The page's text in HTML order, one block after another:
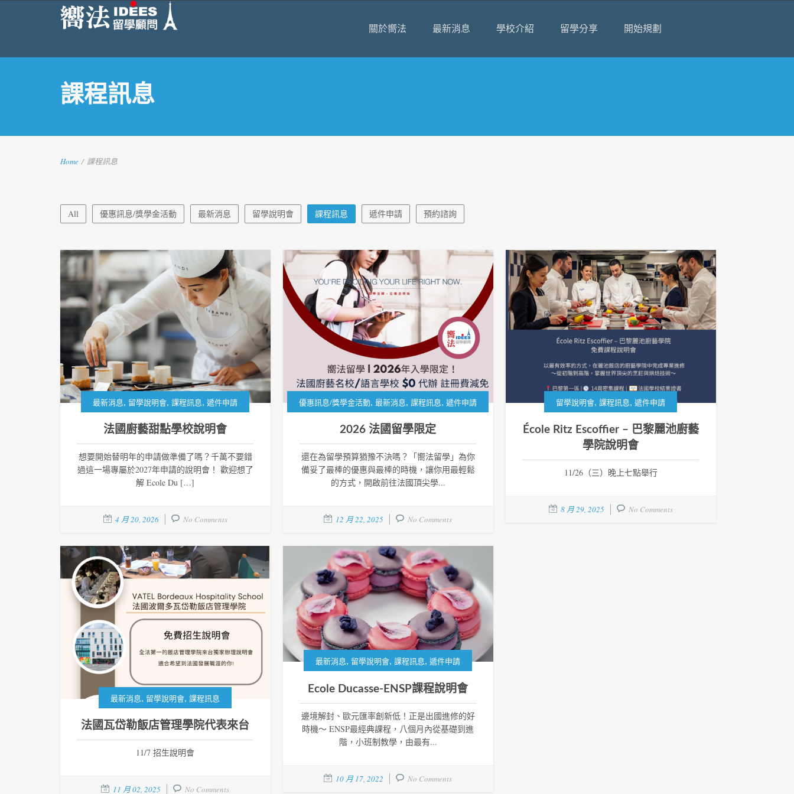
關於嚮法 最新消息 學校介紹 留學分享 開始規劃
課程訊息
Home / 課程訊息
All 優惠訊息/獎學金活動 最新消息 留學說明會 課程訊息 遞件申請 預約諮詢
最新消息, 留學說明會,課程訊息,遞件申請
法國廚藝甜點學校說明會
想要開始替明年的申請做準備了嗎？千萬不要錯
過這一場專屬於2027年申請的說明會！ 歡迎想了
解 Ecole Du […]
4 月 20, 2026 No Comments
優惠訊息/獎學金活動,最新消息,課程訊息,遞件申請
2026 法國留學限定
還在為留學預算猶豫不決嗎？「嚮法留學」為你
備妥了最棒的優惠與最棒的時機，讓你用最輕鬆
的方式，開啟前往法國頂尖學...
12 月 22, 2025 No Comments
留學說明會,課程訊息,遞件申請
École Ritz Escoffier – 巴黎麗池廚藝
學院說明會
11/26（三）晚上七點舉行
8 月 29, 2025 No Comments
最新消息, 留學說明會,課程訊息
法國瓦岱勒飯店管理學院代表來台
11/7 招生說明會
11 月 02, 2025 No Comments
最新消息, 留學說明會,課程訊息,遞件申請
Ecole Ducasse-ENSP課程說明會
邊境解封、歐元匯率創新低！正是出國進修的好
時機～ ENSP最經典課程，八個月內從基礎到進
階，小班制教學，由最有...
10 月 17, 2022 No Comments